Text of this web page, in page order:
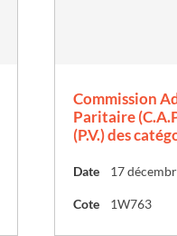
Commission
Paritaire
(P.V.) des
Date 17
Cote 1W763